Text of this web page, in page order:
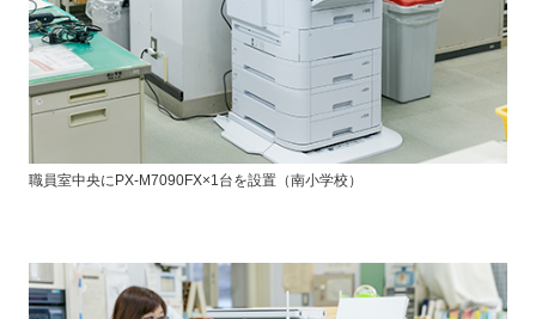
職員室中央にPX-M7090FX×1台を設置（南小学校）